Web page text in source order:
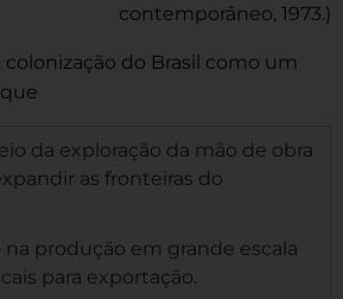
contemporâneo, 1973.)
do Brasil como um
da exploração da mão de obra
as fronteiras do
na produção em grande escala
para exportação.